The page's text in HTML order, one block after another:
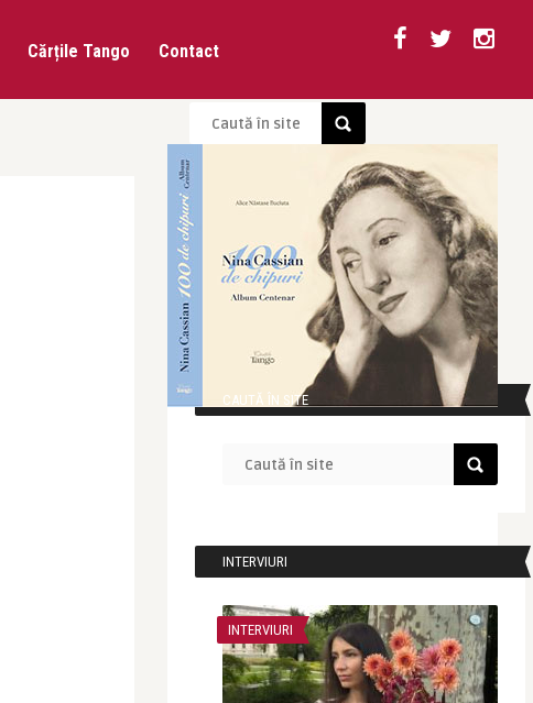
Cărțile Tango Contact
CAUTĂ ÎN SITE
INTERVIURI
INTERVIURI